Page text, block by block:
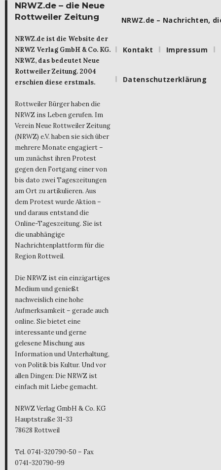
NRWZ.de – die Neue
Rottweiler Zeitung
NRWZ.de ist die Website der
NRWZ Verlag GmbH & Co. KG.
NRWZ, das bedeutet Neue
Rottweiler Zeitung. 2004
erschien diese erstmals.
Rottweiler Bürger haben die
NRWZ ins Leben gerufen. Im
Verein Neue Rottweiler Zeitung
(NRWZ) e.V. haben sie sich über
mehrere Monate engagiert –
um zunächst ihren Protest
gegen den Fortgang einer von
bis dato zwei Tageszeitungen
am Ort zu artikulieren. Aus
dem Protest wurde Aktion –
und daraus entstand die
Online-Tageszeitung. Sie ist
die unabhängige
Nachrichtenplattform für die
Region Rottweil.
Die NRWZ ist ein einzigartiges
Medium und genießt
nachweislich eine hohe
Aufmerksamkeit – gerade auch
online. Sie bietet eine
interessante und gerne
gelesene Mischung aus
Information und Unterhaltung,
von Politik bis Kultur. Und vor
allen Dingen: Die NRWZ ist
einfach mit Liebe gemacht.
NRWZ Verlag GmbH & Co. KG
Hauptstraße 31-33
78628 Rottweil
Tel. 0741-320790-50 – Fax
0741-320790-99
NRWZ.de – Nachrichten,
Kontakt Impressum
Datenschutzerklärung